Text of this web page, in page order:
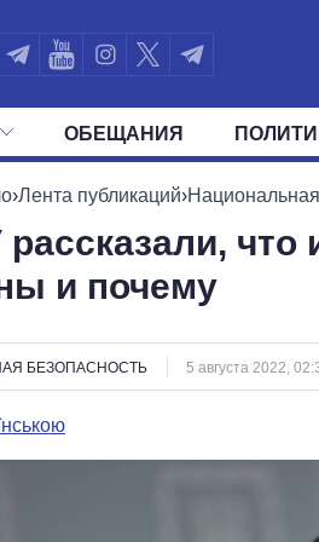
ОБЕЩАНИЯ
ВСЕ ПОЛИТИКИ ПРЕЗИДЕНТ И
›Лента публикаций›
что
и почему
БЕЗОПАСНОСТЬ 5 августа 2022,